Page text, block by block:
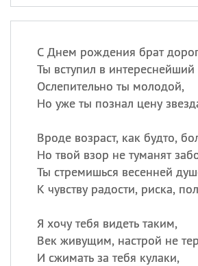
С Днем рождения брат
Ты вступил в интереснейший
Ослепительно ты молодой,
Но уже ты познал цену
Вроде возраст, как будто,
Но твой взор не туманят
Ты стремишься весенней
К чувству радости, риска,
Я хочу тебя видеть таким,
Век живущим, настрой не
И сжимать за тебя кулаки,